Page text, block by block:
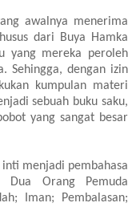
awalnya menerima
dari Buya Hamka
yang mereka peroleh
Sehingga, dengan izin
kumpulan materi
sebuah buku saku,
yang sangat besar
menjadi pembahasa
Orang Pemuda
Iman; Pembalasan;